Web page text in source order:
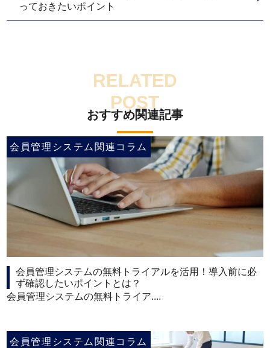
っておきたいポイント
おすすめ関連記事
会員管理システム関連コラム
会員管理システムの無料トライアルを活用！導入前に必
ず確認したいポイントとは？
会員管理システムの無料トライア....
会員管理システム関連コラム